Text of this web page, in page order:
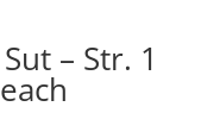
– Str. 1